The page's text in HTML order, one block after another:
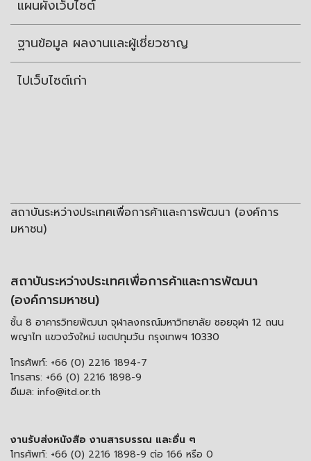
แผนผังเว็บไซต์
ฐานข้อมูล ผลงานและผู้เชี่ยวชาญ
ไปเว็บไซต์เก่า
สถาบันระหว่างประเทศเพื่อการค้าและการพัฒนา (องค์การ
มหาชน)
สถาบันระหว่างประเทศเพื่อการค้าและการพัฒนา
(องค์การมหาชน)
ชั้น 8 อาคารวิทยพัฒนา จุฬาลงกรณ์มหาวิทยาลัย ซอยจุฬา 12 ถนน
พญาไท แขวงวังใหม่ เขตปทุมวัน กรุงเทพฯ 10330
โทรศัพท์: +66 (0) 2216 1894-7
โทรสาร: +66 (0) 2216 1898-9
อีเมล: info@itd.or.th
งานรับส่งหนังสือ งานสารบรรณ และอื่น ๆ
โทรศัพท์: +66 (0) 2216 1898-9 ต่อ 166 หรือ 0